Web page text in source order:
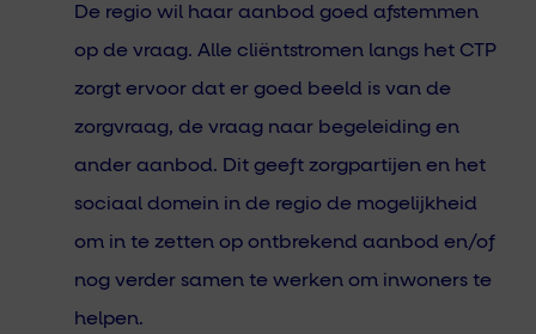
De regio wil haar aanbod goed afstemmen
op de vraag. Alle cliëntstromen langs het CTP
zorgt ervoor dat er goed beeld is van de
zorgvraag, de vraag naar begeleiding en
ander aanbod. Dit geeft zorgpartijen en het
sociaal domein in de regio de mogelijkheid
om in te zetten op ontbrekend aanbod en/of
nog verder samen te werken om inwoners te
helpen.